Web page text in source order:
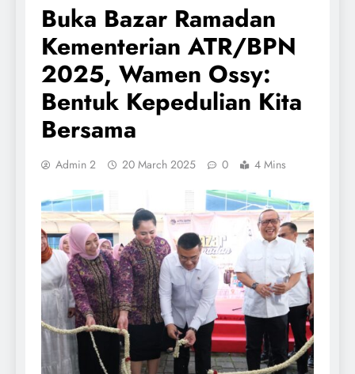
Buka Bazar Ramadan
Kementerian ATR/BPN
2025, Wamen Ossy:
Bentuk Kepedulian Kita
Bersama
Admin 2 20 March 2025 0 4 Mins